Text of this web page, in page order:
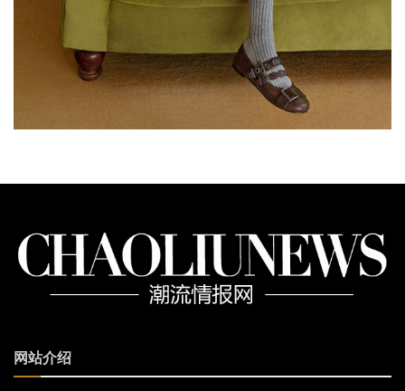
网站介绍